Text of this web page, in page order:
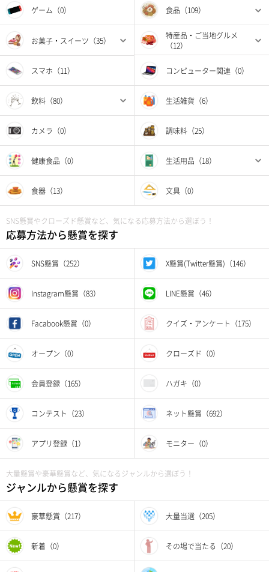
ゲーム（0） 食品（109）
お菓子・スイーツ（35）
特産品・ご当地グルメ
（12）
スマホ（11） コンピューター関連（0）
飲料（80） 生活雑貨（6）
カメラ（0） 調味料（25）
健康食品（0） 生活用品（18）
食器（13） 文具（0）
SNS懸賞やクローズド懸賞など、気になる応募方法から選ぼう！
応募方法から懸賞を探す
SNS懸賞（252） X懸賞(Twitter懸賞)（146）
Instagram懸賞（83） LINE懸賞（46）
Facabook懸賞（0） クイズ・アンケート（175）
オープン（0） クローズド（0）
会員登録（165） ハガキ（0）
コンテスト（23） ネット懸賞（692）
アプリ登録（1） モニター（0）
大量懸賞や豪華懸賞など、気になるジャンルから選ぼう！
ジャンルから懸賞を探す
豪華懸賞（217） 大量当選（205）
新着（0） その場で当たる（20）